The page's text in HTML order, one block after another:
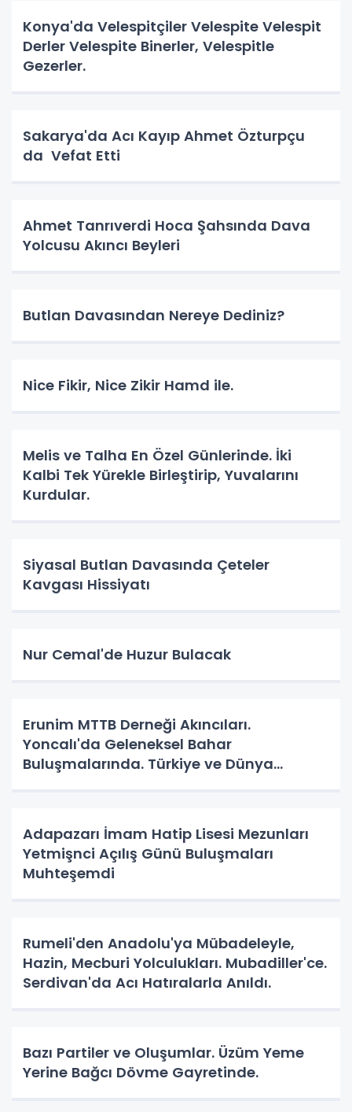
Konya'da Velespitçiler Velespite Velespit
Derler Velespite Binerler, Velespitle
Gezerler.
Sakarya'da Acı Kayıp Ahmet Özturpçu
da Vefat Etti
Ahmet Tanrıverdi Hoca Şahsında Dava
Yolcusu Akıncı Beyleri
Butlan Davasından Nereye Dediniz?
Nice Fikir, Nice Zikir Hamd ile.
Melis ve Talha En Özel Günlerinde. İki
Kalbi Tek Yürekle Birleştirip, Yuvalarını
Kurdular.
Siyasal Butlan Davasında Çeteler
Kavgası Hissiyatı
Nur Cemal'de Huzur Bulacak
Erunim MTTB Derneği Akıncıları.
Yoncalı'da Geleneksel Bahar
Buluşmalarında. Türkiye ve Dünya
Adapazarı İmam Hatip Lisesi Mezunları
Yetmişnci Açılış Günü Buluşmaları
Muhteşemdi
Rumeli'den Anadolu'ya Mübadeleyle,
Hazin, Mecburi Yolculukları. Mubadiller'ce.
Serdivan'da Acı Hatıralarla Anıldı.
Bazı Partiler ve Oluşumlar. Üzüm Yeme
Yerine Bağcı Dövme Gayretinde.